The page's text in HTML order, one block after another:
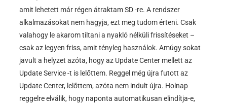
amit lehetett már régen átraktam SD -re. A rendszer
alkalmazásokat nem hagyja, ezt meg tudom érteni. Csak
valahogy le akarom tiltani a nyakló nélküli frissítéseket –
csak az legyen friss, amit tényleg használok. Amúgy sokat
javult a helyzet azóta, hogy az Update Center mellett az
Update Service -t is lelőttem. Reggel még újra futott az
Update Center, lelőttem, azóta nem indult újra. Holnap
reggelre elválik, hogy naponta automatikusan elindítja-e,